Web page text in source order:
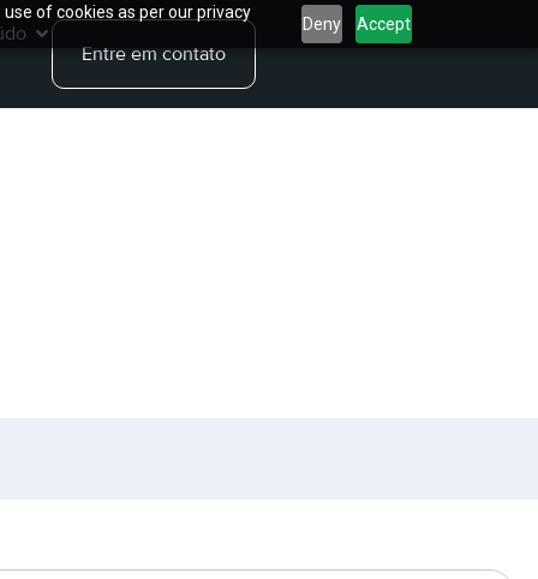
of cookies as per our privacy
Deny Accept
Entre em contato